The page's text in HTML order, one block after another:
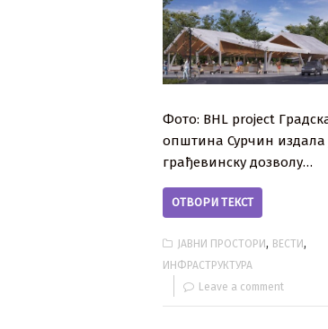
Фото: BHL project
општина Сурчин издала
грађевинску дозволу…
ОТВОРИ ТЕКСТ
ЈАВНИ ПРОСТОРИ, ВЕСТИ,
ИНФРАСТРУКТУРА
Leave a comment